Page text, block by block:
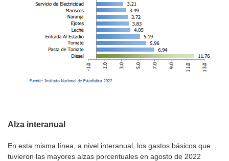
Alza interanual
En esta misma línea, a nivel interanual, los gastos básicos que
tuvieron las mayores alzas porcentuales en agosto de 2022